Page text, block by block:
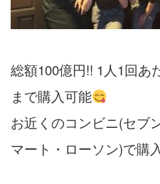
総額100億円!! 1人1回あ
まで購入可能
お近くのコンビニ(セブ
マート・ローソン)で購